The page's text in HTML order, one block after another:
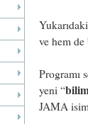
ve hem
Programı
yeni “
JAMA